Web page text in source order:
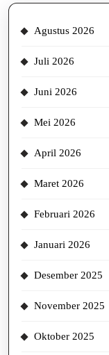
Agustus 2026
Juli 2026
Juni 2026
Mei 2026
April 2026
Maret 2026
Februari 2026
Januari 2026
Desember 2025
November 2025
Oktober 2025